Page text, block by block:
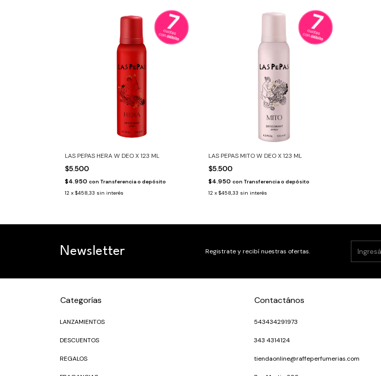
LAS PEPAS HERA W DEO X 123 ML
$5.500
$4.950 con Transferencia o depósito
12 x $458,33 sin interés
LAS PEPAS MITO W DEO X 123 ML
$5.500
$4.950con Transferencia o depósito
12 x$458,33 sin interés
Newsletter Registrate y recibí nuestras ofertas.
Categorías
LANZAMIENTOS
DESCUENTOS
REGALOS
Contactános
543434291973
343 4314124
tiendaonline@raffeperfumerias.com